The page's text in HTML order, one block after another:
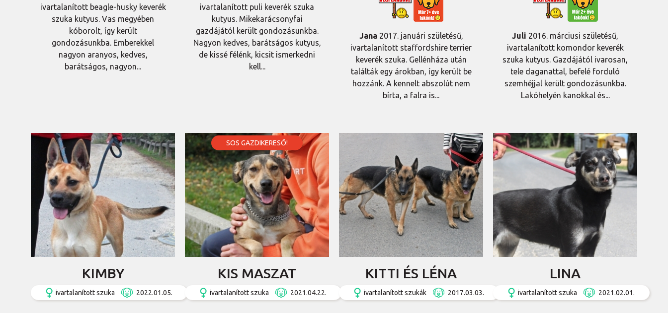
ivartalanított beagle-husky keverék
szuka kutyus. Vas megyében
kóborolt, így került
gondozásunkba. Emberekkel
nagyon aranyos, kedves,
barátságos, nagyon...
ivartalanított puli keverék szuka
kutyus. Mikekarácsonyfai
gazdájától került gondozásunkba.
Nagyon kedves, barátságos kutyus,
de kissé félénk, kicsit ismerkedni
kell...
Jana2017. januári születésű,
ivartalanított staffordshire terrier
keverék szuka. Gellénháza után
találták egy árokban, így került be
hozzánk. A kennelt abszolút nem
bírta, a falra is...
Juli 2016. márciusi születésű,
ivartalanított komondor keverék
szuka kutyus. Gazdájától ivarosan,
tele daganattal, befelé forduló
szemhéjjal került gondozásunkba.
Lakóhelyén kanokkal és...
KIMBY
ivartalanított szuka 2022.01.05.
SOS GAZDIKERESŐ!
KIS MASZAT
ivartalanított szuka 2021.04.22.
KITTI ÉS LÉNA
ivartalanított szukák 2017.03.03.
LINA
ivartalanított szuka 2021.02.01.